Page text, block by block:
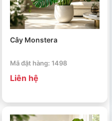
Cây Monstera
Mã đặt hàng: 1498
Liên hệ